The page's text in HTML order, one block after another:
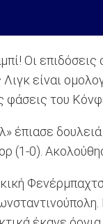
Οι
είναι
φάσεις του
έπιασε
(1-0).